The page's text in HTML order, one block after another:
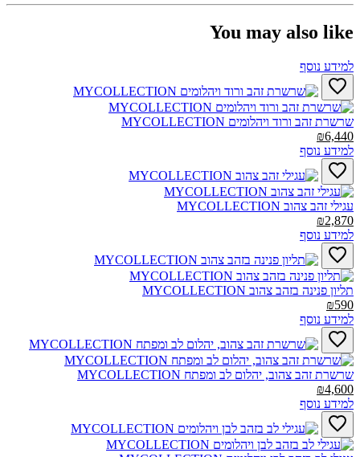
You may also like
למידע נוסף
שרשרת זהב ורוד ויהלומים MYCOLLECTION‎
₪6,440
למידע נוסף
עגילי זהב צהוב MYCOLLECTION‎
₪2,870
למידע נוסף
תליון פנינה בזהב צהוב MYCOLLECTION‎
₪590
למידע נוסף
שרשרת זהב צהוב, יהלום לב ומפתח MYCOLLECTION‎‎
₪4,600
למידע נוסף